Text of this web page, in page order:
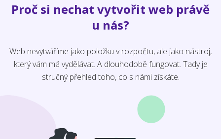
Proč si nechat vytvořit web právě
u nás?
Web nevytváříme jako položku v rozpočtu, ale jako nástroj,
který vám má vydělávat. A dlouhodobě fungovat. Tady je
stručný přehled toho, co s námi získáte.